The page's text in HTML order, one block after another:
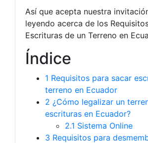
Así que acepta nuestra
leyendo acerca de los
Escrituras de un Terreno en
Índice
1 Requisitos para sacar
terreno en Ecuador
2 ¿Cómo legalizar un
escrituras en Ecuador?
2.1 Sistema Online
3 Requisitos para